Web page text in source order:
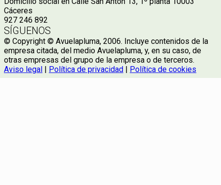
Cáceres
927 246 892
SÍGUENOS
© Copyright © Avuelapluma, 2006. Incluye contenidos de la
empresa citada, del medio Avuelapluma, y, en su caso, de
otras empresas del grupo de la empresa o de terceros.
Aviso legal | Política de privacidad | Política de cookies